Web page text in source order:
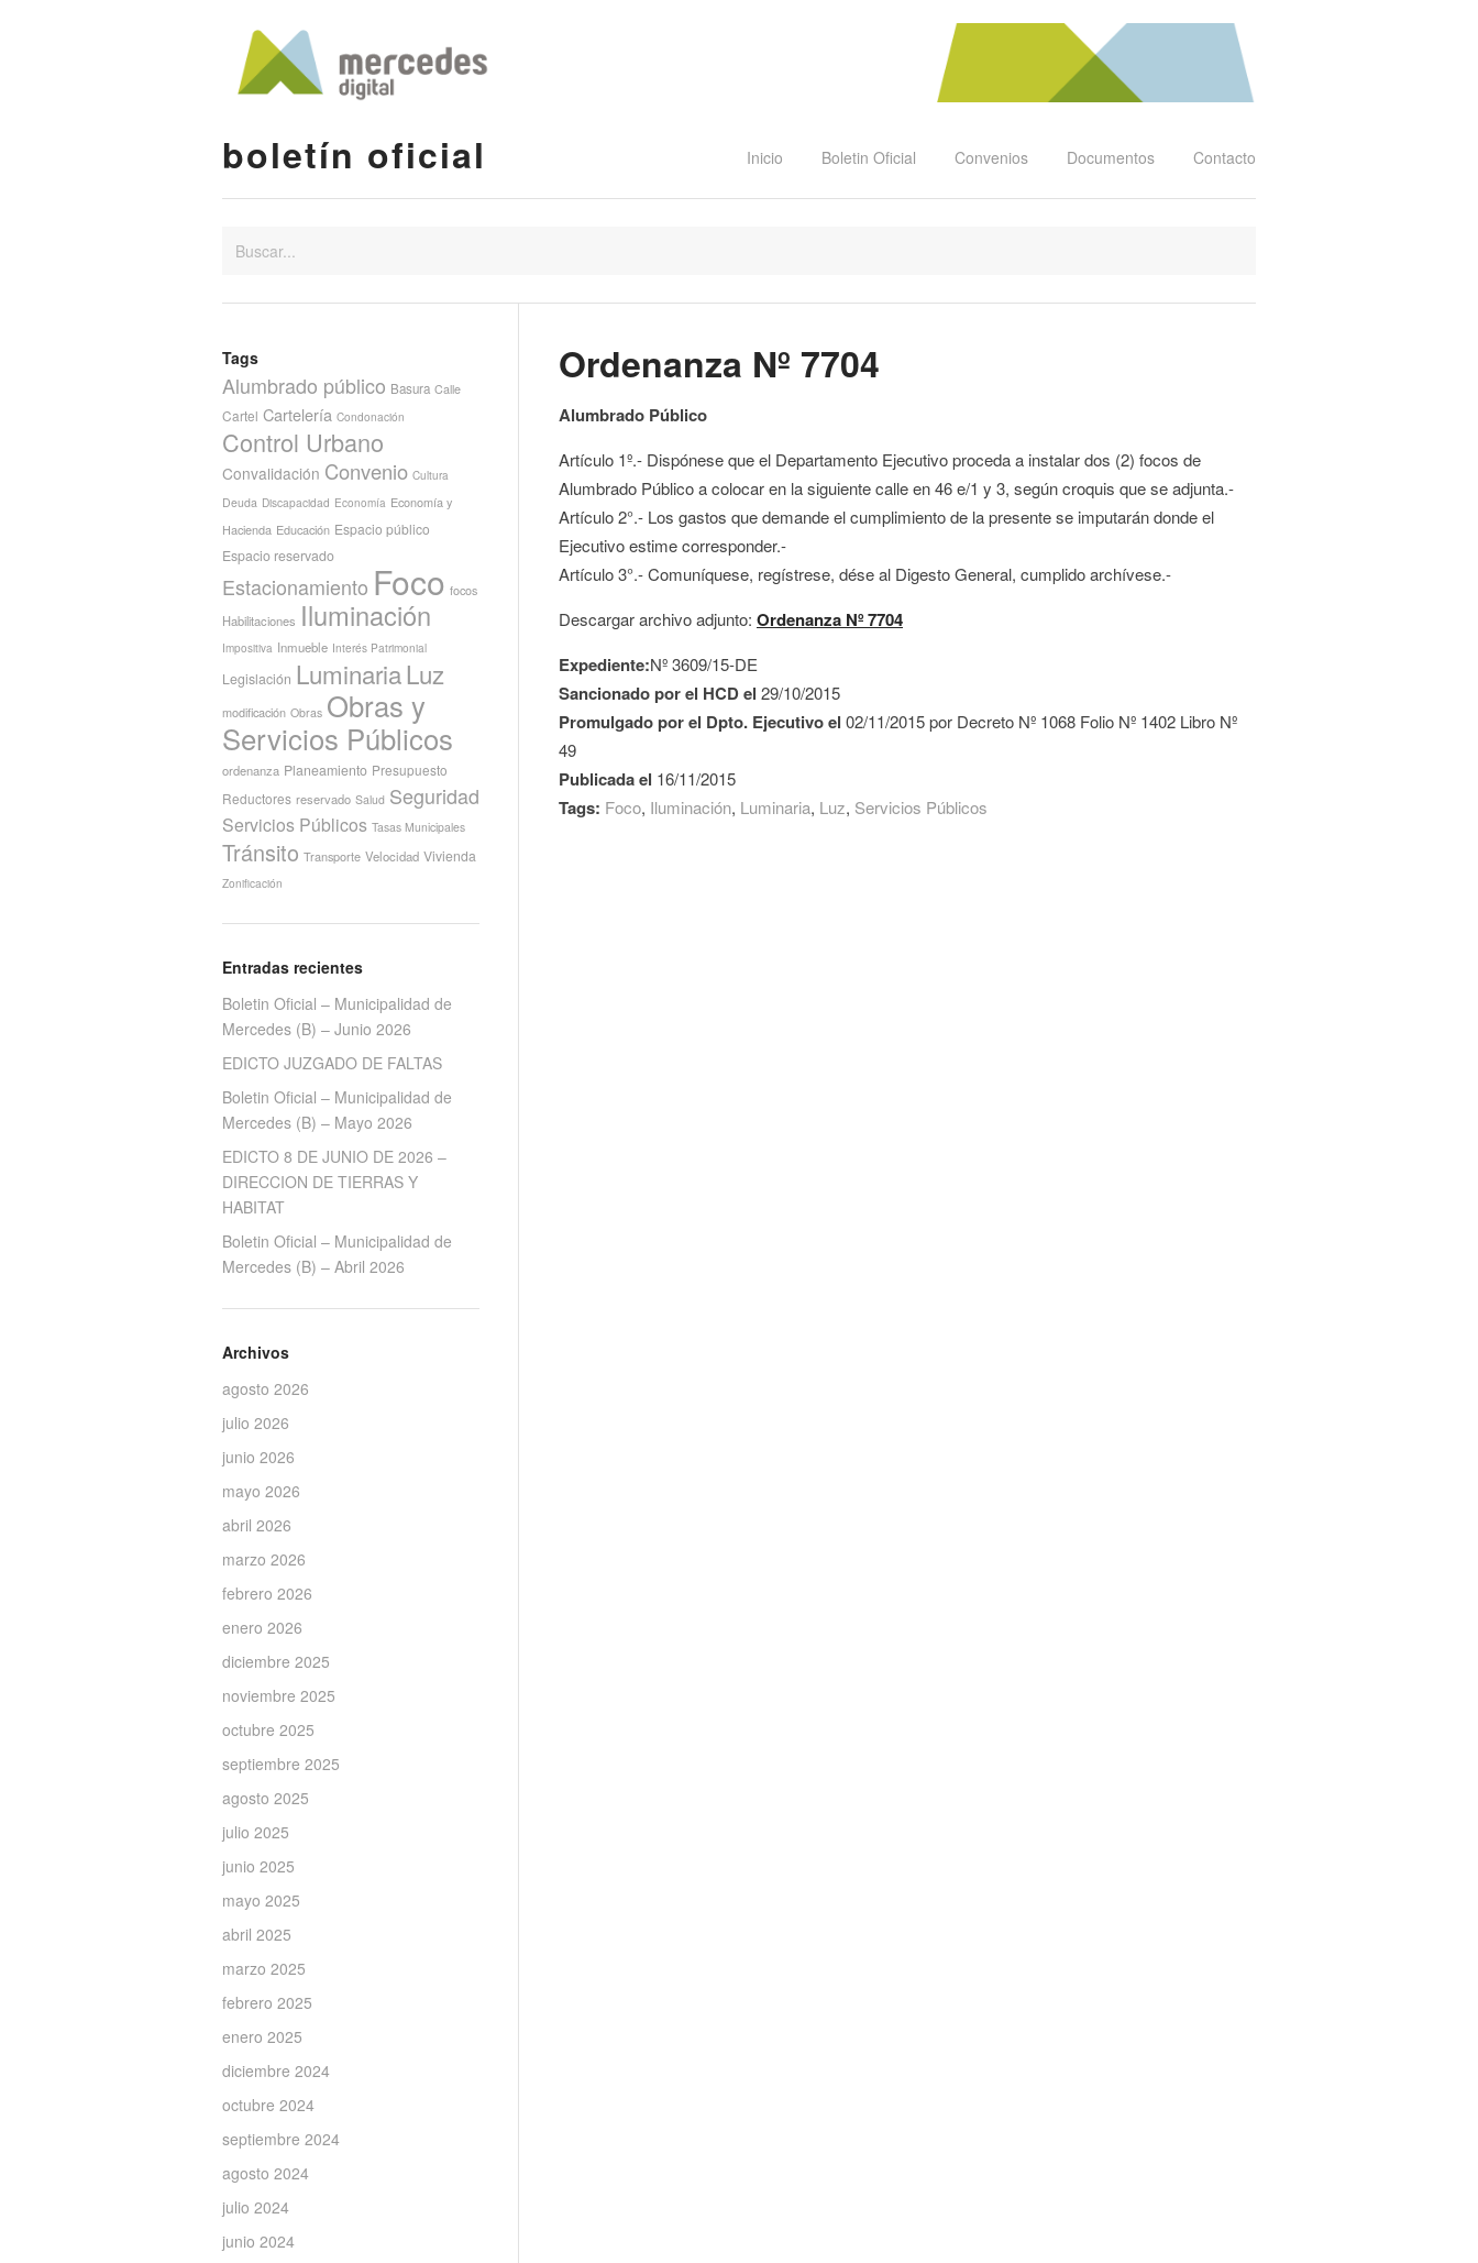
boletín oficial Inicio Boletin Oficial Convenios Documentos Contacto
Ordenanza Nº 7704
Alumbrado Público
Artículo 1º.- Dispónese que el Departamento Ejecutivo proceda a instalar dos (2) focos de
Alumbrado Público a colocar en la siguiente calle en 46 e/1 y 3, según croquis que se adjunta.-
Artículo 2°.- Los gastos que demande el cumplimiento de la presente se imputarán donde el
Ejecutivo estime corresponder.-
Artículo 3°.- Comuníquese, regístrese, dése al Digesto General, cumplido archívese.-
Descargar archivo adjunto: Ordenanza Nº 7704
Expediente:Nº 3609/15-DE
Sancionado por el HCD el 29/10/2015
Promulgado por el Dpto. Ejecutivo el 02/11/2015 por Decreto Nº 1068 Folio Nº 1402 Libro Nº
49
Publicada el 16/11/2015
Tags: Foco, Iluminación, Luminaria, Luz, Servicios Públicos
Tags
Alumbrado público Basura Calle
Cartel Cartelería Condonación
Control Urbano
Convalidación Convenio Cultura
Deuda Discapacidad Economía Economía y
Hacienda Educación Espacio público
Espacio reservado
Estacionamiento Foco focos
Habilitaciones Iluminación
Impositiva Inmueble Interés Patrimonial
Legislación LuminariaLuz
modificación Obras Obras y
Servicios Públicos
ordenanza Planeamiento Presupuesto
Reductores reservado Salud Seguridad
Servicios Públicos Tasas Municipales
Tránsito Transporte Velocidad Vivienda
Zonificación
Entradas recientes
Boletin Oficial – Municipalidad de
Mercedes (B) – Junio 2026
EDICTO JUZGADO DE FALTAS
Boletin Oficial – Municipalidad de
Mercedes (B) – Mayo 2026
EDICTO 8 DE JUNIO DE 2026 –
DIRECCION DE TIERRAS Y
HABITAT
Boletin Oficial – Municipalidad de
Mercedes (B) – Abril 2026
Archivos
agosto 2026
julio 2026
junio 2026
mayo 2026
abril 2026
marzo 2026
febrero 2026
enero 2026
diciembre 2025
noviembre 2025
octubre 2025
septiembre 2025
agosto 2025
julio 2025
junio 2025
mayo 2025
abril 2025
marzo 2025
febrero 2025
enero 2025
diciembre 2024
octubre 2024
septiembre 2024
agosto 2024
julio 2024
junio 2024